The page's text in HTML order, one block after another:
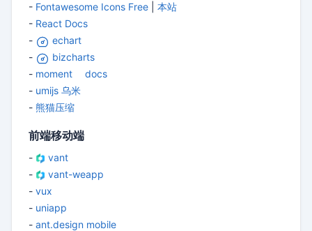
- Fontawesome Icons Free
本站
- React Docs
-
echart
-
bizcharts
- moment
docs
- umijs 乌米
- 熊猫压缩
前端移动端
-
vant
-
vant-weapp
- vux
- uniapp
- ant.design mobile